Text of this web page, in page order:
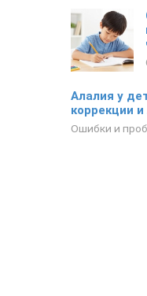
Алалия у
коррекции
Ошибки и